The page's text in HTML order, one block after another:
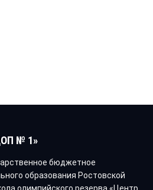
№ 1»
бюджетное
образования Ростовской